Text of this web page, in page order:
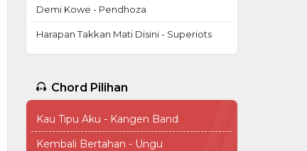
Demi Kowe - Pendhoza
Harapan Takkan Mati Disini - Superiots
Chord Pilihan
Kau Tipu Aku - Kangen Band
Kembali Bertahan - Ungu